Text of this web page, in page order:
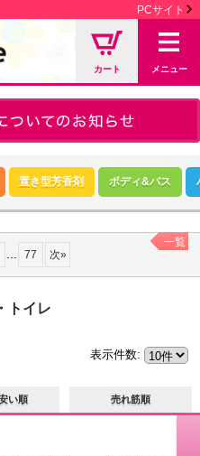
PCサイト
カート メニュー
置き型芳香剤 ボディ&バス
トイレ
一覧
い順 売れ筋順
表示件数:
77 次»